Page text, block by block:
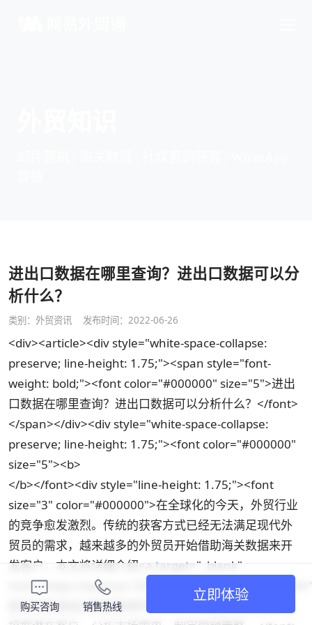
进出口数据在哪里查询？进出口数据可以分
析什么？
类别： 外贸资讯 发布时间：2022-06-26
<div><article><div style="white-space-collapse:
preserve; line-height: 1.75;"><span style="font-
weight: bold;"><font color="#000000" size="5">进出
口数据在哪里查询？进出口数据可以分析什么？</font>
</span></div><div style="white-space-collapse:
preserve; line-height: 1.75;"><font color="#000000"
size="5"><b>
</b></font><div style="line-height: 1.75;"><font
size="3" color="#000000">在全球化的今天，外贸行业
的竞争愈发激烈。传统的获客方式已经无法满足现代外
贸员的需求，越来越多的外贸员开始借助海关数据来开
发客户。本文将详细介绍<a target="_blank"
href="https://waimao.163.com/knowledge/article/
如何利用进出口数据查询平台</a>，帮助外贸企业精准
购买咨询 销售热线
立即体验